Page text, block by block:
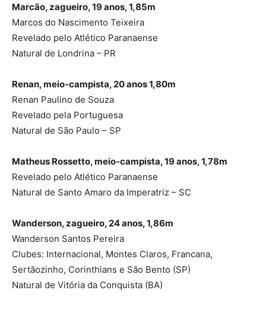
Marcão, zagueiro, 19 anos, 1,85m
Marcos do Nascimento Teixeira
Revelado pelo Atlético Paranaense
Natural de Londrina – PR
Renan, meio-campista, 20 anos 1,80m
Renan Paulino de Souza
Revelado pela Portuguesa
Natural de São Paulo – SP
Matheus Rossetto, meio-campista, 19 anos, 1,78m
Revelado pelo Atlético Paranaense
Natural de Santo Amaro da Imperatriz – SC
Wanderson, zagueiro, 24 anos, 1,86m
Wanderson Santos Pereira
Clubes: Internacional, Montes Claros, Francana,
Sertãozinho, Corinthians e São Bento (SP)
Natural de Vitória da Conquista (BA)